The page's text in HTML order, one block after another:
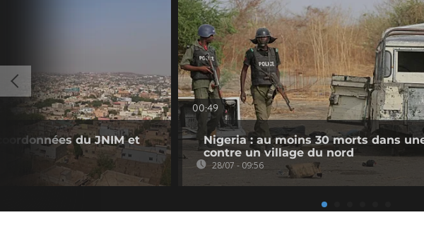
du JNIM et
00:49
Nigeria : au moins 30 morts dans
contre un village du nord
28/07 - 09:56